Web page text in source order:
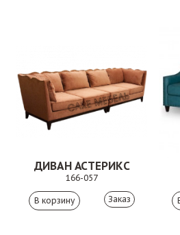
ДИВАН АСТЕРИКС
166-057
Заказ